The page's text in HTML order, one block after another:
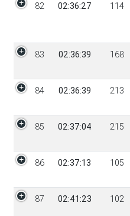
82 02:36:27 114
83 02:36:39 168
84 02:36:39 213
85 02:37:04 215
86 02:37:13 105
87 02:41:23 102